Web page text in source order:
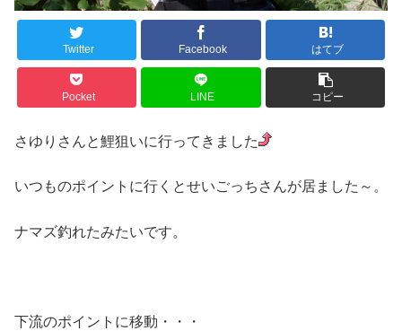
Twitter Facebook はてブ
Pocket LINE コピー
さゆりさんと鯉狙いに行ってきました
いつものポイントに行くとせいごっちさんが居ました～。
ナマズ釣れたみたいです。
下流のポイントに移動・・・